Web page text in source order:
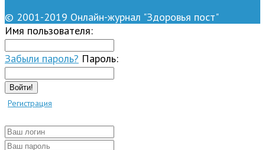
© 2001-2019 Онлайн-журнал "Здоровья пост"
Имя пользователя:
Забыли пароль? Пароль:
Войти!
Регистрация